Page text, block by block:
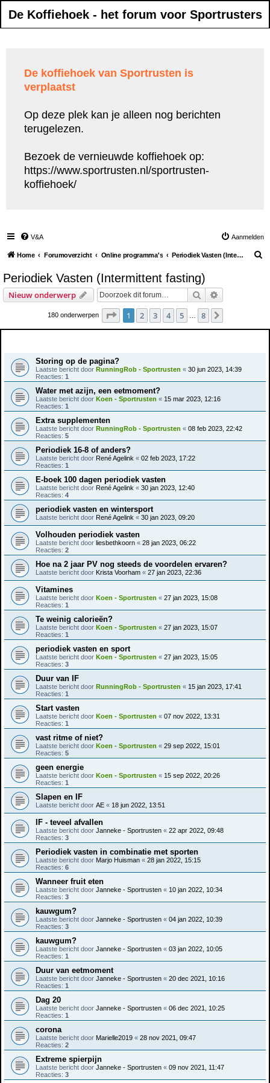
De Koffiehoek - het forum voor Sportrusters
De koffiehoek van Sportrusten is
verplaatst
Op deze plek kan je alleen nog berichten
terugelezen.
Bezoek de vernieuwde koffiehoek op:
https://www.sportrusten.nl/sportrusten-
koffiehoek/
V&A Aanmelden
Home Forumoverzicht Online programma's Periodiek Vasten (Intermittent fasting)
Periodiek Vasten (Intermittent fasting)
Nieuw onderwerp Zoek
180 onderwerpen Pagina van 8
1 2 3 4 5 8
Storing op de pagina?
Laatste bericht door RunningRob - Sportrusten « 30 jun 2023, 14:39
Reacties: 1
Water met azijn, een eetmoment?
Laatste bericht door Koen - Sportrusten « 15 mar 2023, 12:16
Reacties: 1
Extra supplementen
Laatste bericht door RunningRob - Sportrusten « 08 feb 2023, 22:42
Reacties: 5
Periodiek 16-8 of anders?
Laatste bericht door René Agelink « 02 feb 2023, 17:22
Reacties: 1
E-boek 100 dagen periodiek vasten
Laatste bericht door René Agelink « 30 jan 2023, 12:40
Reacties: 4
periodiek vasten en wintersport
Laatste bericht door René Agelink « 30 jan 2023, 09:20
Volhouden periodiek vasten
Laatste bericht door liesbethkoorn « 28 jan 2023, 06:22
Reacties: 2
Hoe na 2 jaar PV nog steeds de voordelen ervaren?
Laatste bericht door Krista Voorham « 27 jan 2023, 22:36
Vitamines
Laatste bericht door Koen - Sportrusten « 27 jan 2023, 15:08
Reacties: 1
Te weinig calorieën?
Laatste bericht door Koen - Sportrusten « 27 jan 2023, 15:07
Reacties: 1
periodiek vasten en sport
Laatste bericht door Koen - Sportrusten « 27 jan 2023, 15:05
Reacties: 3
Duur van IF
Laatste bericht door RunningRob - Sportrusten « 15 jan 2023, 17:41
Reacties: 1
Start vasten
Laatste bericht door Koen - Sportrusten « 07 nov 2022, 13:31
Reacties: 1
vast ritme of niet?
Laatste bericht door Koen - Sportrusten « 29 sep 2022, 15:01
Reacties: 5
geen energie
Laatste bericht door Koen - Sportrusten « 15 sep 2022, 20:26
Reacties: 1
Slapen en IF
Laatste bericht door AE « 18 jun 2022, 13:51
IF - teveel afvallen
Laatste bericht door Janneke - Sportrusten « 22 apr 2022, 09:48
Reacties: 3
Periodiek vasten in combinatie met sporten
Laatste bericht door Marjo Huisman « 28 jan 2022, 15:15
Reacties: 6
Wanneer fruit eten
Laatste bericht door Janneke - Sportrusten « 10 jan 2022, 10:34
Reacties: 3
kauwgum?
Laatste bericht door Janneke - Sportrusten « 04 jan 2022, 10:39
Reacties: 3
kauwgum?
Laatste bericht door Janneke - Sportrusten « 03 jan 2022, 10:05
Reacties: 1
Duur van eetmoment
Laatste bericht door Janneke - Sportrusten « 20 dec 2021, 10:16
Reacties: 1
Dag 20
Laatste bericht door Janneke - Sportrusten « 06 dec 2021, 10:25
Reacties: 1
corona
Laatste bericht door Marielle2019 « 28 nov 2021, 09:47
Reacties: 2
Extreme spierpijn
Laatste bericht door Janneke - Sportrusten « 09 nov 2021, 11:47
Reacties: 3